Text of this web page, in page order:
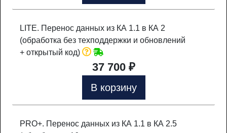
LITE. Перенос данных из КА 1.1 в КА 2
(обработка без техподдержки и обновлений
+ открытый код)
37 700 ₽
В корзину
PRO+. Перенос данных из КА 1.1 в КА 2.5